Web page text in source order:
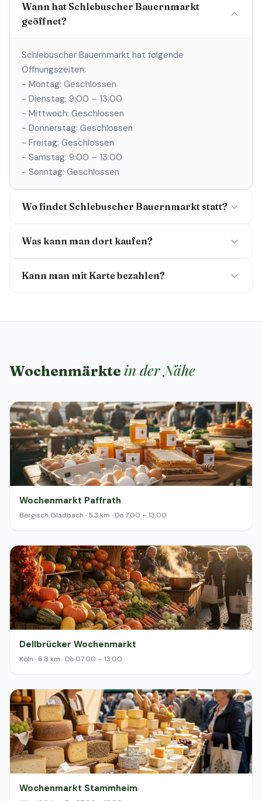
Wann hat Schlebuscher Bauernmarkt
geöffnet?
Schlebuscher Bauernmarkt hat folgende
Öffnungszeiten:
- Montag: Geschlossen
- Dienstag: 9:00 – 13:00
- Mittwoch: Geschlossen
- Donnerstag: Geschlossen
- Freitag: Geschlossen
- Samstag: 9:00 – 13:00
- Sonntag: Geschlossen
Wo findet Schlebuscher Bauernmarkt statt?
Was kann man dort kaufen?
Kann man mit Karte bezahlen?
Wochenmärkte in der Nähe
Wochenmarkt Paffrath
Bergisch Gladbach · 5.3 km · Do 7:00 – 13:00
Dellbrücker Wochenmarkt
Köln · 6.8 km · Do 07:00 – 13:00
Wochenmarkt Stammheim